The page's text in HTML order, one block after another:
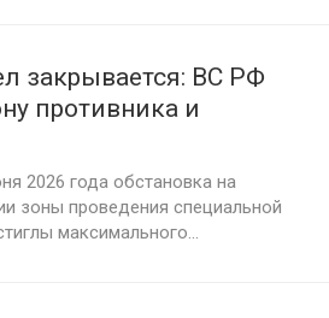
закрывается: ВС РФ
противника и
на левом берегу.
в Купянске на
2026 года обстановка на
зоны проведения специальной
максимального...